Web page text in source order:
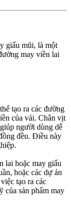
giấu mũi, là một
may viền lai
tạo ra các đường
của vải. Chân vịt
người dùng dễ
đều. Điều này
lai hoặc may giấu
hoặc các dự án
tạo ra các
của sản phẩm may